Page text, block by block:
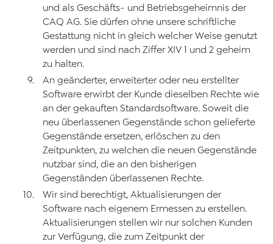
und als Geschäfts- und Betriebsgeheimnis der
CAQ AG. Sie dürfen ohne unsere schriftliche
Gestattung nicht in gleich welcher Weise genutzt
werden und sind nach Ziffer XIV 1 und 2 geheim
zu halten.
An geänderter, erweiterter oder neu erstellter
Software erwirbt der Kunde dieselben Rechte wie
an der gekauften Standardsoftware. Soweit die
neu überlassenen Gegenstände schon gelieferte
Gegenstände ersetzen, erlöschen zu den
Zeitpunkten, zu welchen die neuen Gegenstände
nutzbar sind, die an den bisherigen
Gegenständen überlassenen Rechte.
Wir sind berechtigt, Aktualisierungen der
Software nach eigenem Ermessen zu erstellen.
Aktualisierungen stellen wir nur solchen Kunden
zur Verfügung, die zum Zeitpunkt der